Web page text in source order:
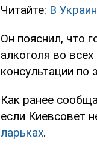
Читайте: В
Он пояснил, что
алкоголя во
консультации по
Как ранее
если Киевсовет
ларьках.